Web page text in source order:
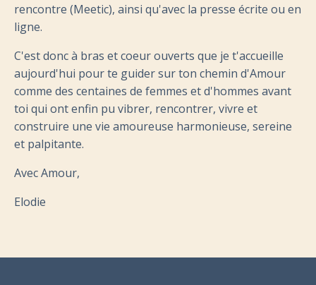
rencontre (Meetic), ainsi qu'avec la presse écrite ou en
ligne.
C'est donc à bras et coeur ouverts que je t'accueille
aujourd'hui pour te guider sur ton chemin d'Amour
comme des centaines de femmes et d'hommes avant
toi qui ont enfin pu vibrer, rencontrer, vivre et
construire une vie amoureuse harmonieuse, sereine
et palpitante.
Avec Amour,
Elodie